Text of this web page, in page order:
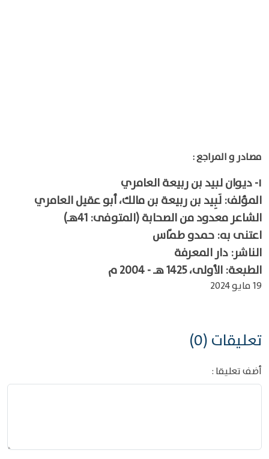
مصادر و المراجع :
١- ديوان لبيد بن ربيعة العامري
المؤلف: لَبِيد بن ربيعة بن مالك، أبو عقيل العامري
الشاعر معدود من الصحابة (المتوفى: 41هـ)
اعتنى به: حمدو طمّاس
الناشر: دار المعرفة
الطبعة: الأولى، 1425 هـ - 2004 م
19 مايو 2024
تعليقات (0)
أضف تعليقا :